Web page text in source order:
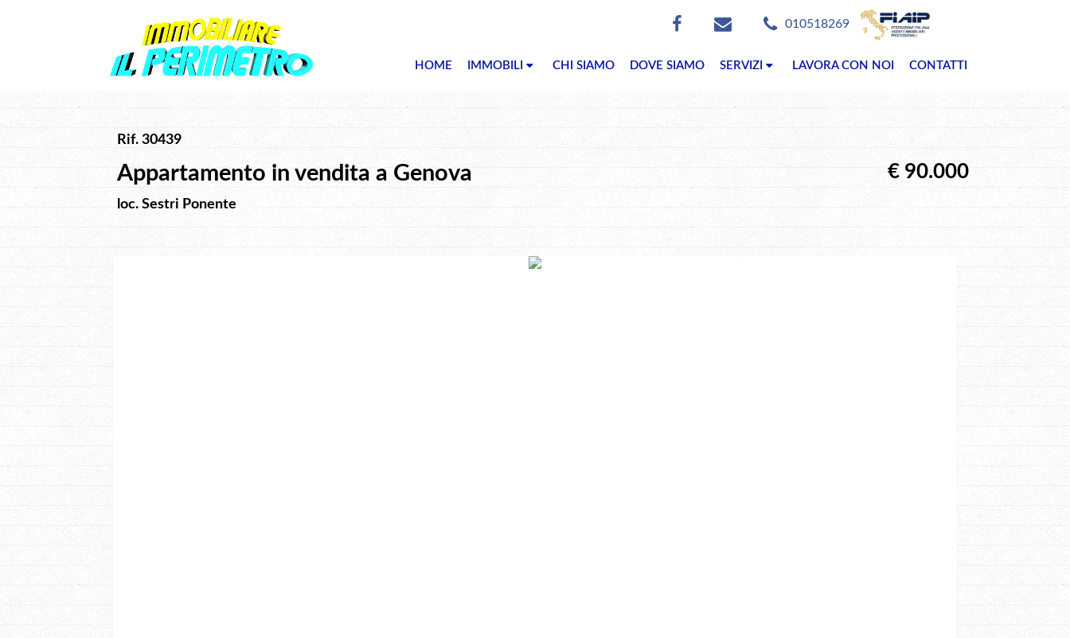
010518269
HOME IMMOBILI CHI SIAMO DOVE SIAMO SERVIZI LAVORA CON NOI CONTATTI
Rif. 30439
Appartamento in vendita a Genova € 90.000
loc. Sestri Ponente